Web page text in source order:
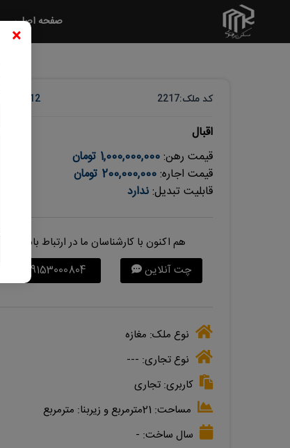
صفحه اصلی
کد ملک:2217 12 ماه پیش
اقبال
قیمت رهن:1,000,000,000 تومان
قیمت اجاره:200,000,000 تومان
قابلیت تبدیل:ندارد
هم اکنون با کارشناسان ما در ارتباط باشید
چت آنلاین
09153000804
نوع ملک: مغازه
نوع تجاری: ---
کاربری: تجاری
مساحت: 21مترمربع و زیربنا: مترمربع
سال ساخت: -
×